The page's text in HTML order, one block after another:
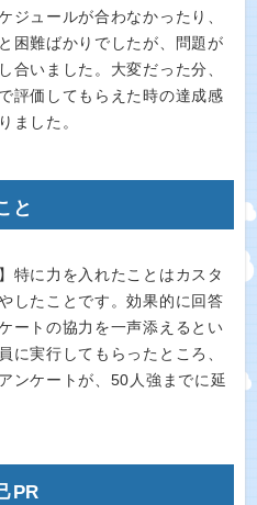
ジュールが合わなかったり、
困難ばかりでしたが、問題が
合いました。大変だった分、
評価してもらえた時の達成感
ました。
と
特に力を入れたことはカスタ
したことです。効果的に回答
ートの協力を一声添えるとい
に実行してもらったところ、
ンケートが、50人強までに延
PR